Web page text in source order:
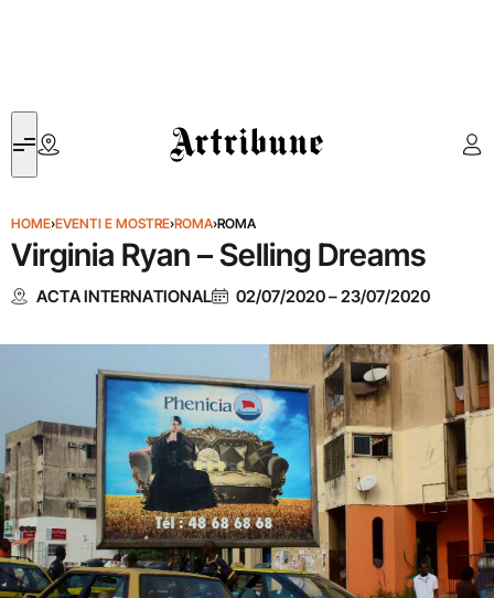
Artribune
HOME›EVENTI E MOSTRE›ROMA›ROMA
Virginia Ryan – Selling Dreams
ACTA INTERNATIONAL 02/07/2020–23/07/2020